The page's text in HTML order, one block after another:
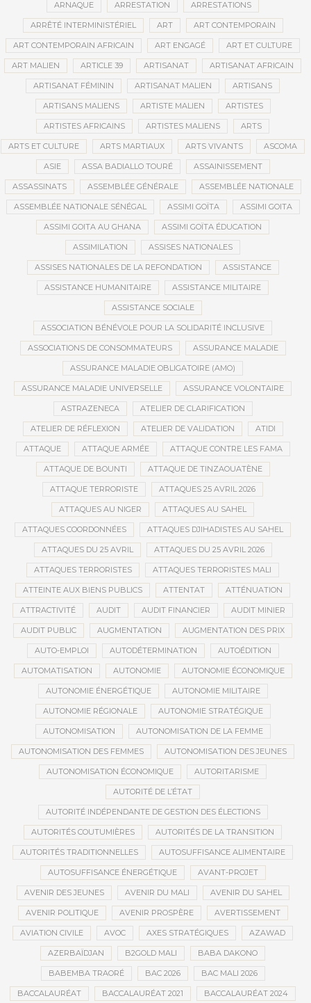
ARNAQUE ARRESTATION ARRESTATIONS
ARRÊTÉ INTERMINISTÉRIEL ART ART CONTEMPORAIN
ART CONTEMPORAIN AFRICAIN ART ENGAGÉ ART ET CULTURE
ART MALIEN ARTICLE 39 ARTISANAT ARTISANAT AFRICAIN
ARTISANAT FÉMININ ARTISANAT MALIEN ARTISANS
ARTISANS MALIENS ARTISTE MALIEN ARTISTES
ARTISTES AFRICAINS ARTISTES MALIENS ARTS
ARTS ET CULTURE ARTS MARTIAUX ARTS VIVANTS ASCOMA
ASIE ASSA BADIALLO TOURÉ ASSAINISSEMENT
ASSASSINATS ASSEMBLÉE GÉNÉRALE ASSEMBLÉE NATIONALE
ASSEMBLÉE NATIONALE SÉNÉGAL ASSIMI GOÏTA ASSIMI GOITA
ASSIMI GOITA AU GHANA ASSIMI GOÏTA ÉDUCATION
ASSIMILATION ASSISES NATIONALES
ASSISES NATIONALES DE LA REFONDATION ASSISTANCE
ASSISTANCE HUMANITAIRE ASSISTANCE MILITAIRE
ASSISTANCE SOCIALE
ASSOCIATION BÉNÉVOLE POUR LA SOLIDARITÉ INCLUSIVE
ASSOCIATIONS DE CONSOMMATEURS ASSURANCE MALADIE
ASSURANCE MALADIE OBLIGATOIRE (AMO)
ASSURANCE MALADIE UNIVERSELLE ASSURANCE VOLONTAIRE
ASTRAZENECA ATELIER DE CLARIFICATION
ATELIER DE RÉFLEXION ATELIER DE VALIDATION ATIDI
ATTAQUE ATTAQUE ARMÉE ATTAQUE CONTRE LES FAMA
ATTAQUE DE BOUNTI ATTAQUE DE TINZAOUATÈNE
ATTAQUE TERRORISTE ATTAQUES 25 AVRIL 2026
ATTAQUES AU NIGER ATTAQUES AU SAHEL
ATTAQUES COORDONNÉES ATTAQUES DJIHADISTES AU SAHEL
ATTAQUES DU 25 AVRIL ATTAQUES DU 25 AVRIL 2026
ATTAQUES TERRORISTES ATTAQUES TERRORISTES MALI
ATTEINTE AUX BIENS PUBLICS ATTENTAT ATTÉNUATION
ATTRACTIVITÉ AUDIT AUDIT FINANCIER AUDIT MINIER
AUDIT PUBLIC AUGMENTATION AUGMENTATION DES PRIX
AUTO-EMPLOI AUTODÉTERMINATION AUTOÉDITION
AUTOMATISATION AUTONOMIE AUTONOMIE ÉCONOMIQUE
AUTONOMIE ÉNERGÉTIQUE AUTONOMIE MILITAIRE
AUTONOMIE RÉGIONALE AUTONOMIE STRATÉGIQUE
AUTONOMISATION AUTONOMISATION DE LA FEMME
AUTONOMISATION DES FEMMES AUTONOMISATION DES JEUNES
AUTONOMISATION ÉCONOMIQUE AUTORITARISME
AUTORITÉ DE L’ÉTAT
AUTORITÉ INDÉPENDANTE DE GESTION DES ÉLECTIONS
AUTORITÉS COUTUMIÈRES AUTORITÉS DE LA TRANSITION
AUTORITÉS TRADITIONNELLES AUTOSUFFISANCE ALIMENTAIRE
AUTOSUFFISANCE ÉNERGÉTIQUE AVANT-PROJET
AVENIR DES JEUNES AVENIR DU MALI AVENIR DU SAHEL
AVENIR POLITIQUE AVENIR PROSPÈRE AVERTISSEMENT
AVIATION CIVILE AVOC AXES STRATÉGIQUES AZAWAD
AZERBAÏDJAN B2GOLD MALI BABA DAKONO
BABEMBA TRAORÉ BAC 2026 BAC MALI 2026
BACCALAURÉAT BACCALAURÉAT 2021 BACCALAURÉAT 2024